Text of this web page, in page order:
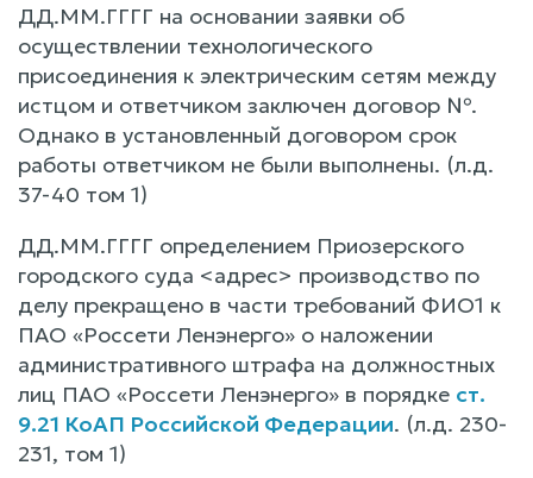
ДД.ММ.ГГГГ на основании заявки об
осуществлении технологического
присоединения к электрическим сетям между
истцом и ответчиком заключен договор №.
Однако в установленный договором срок
работы ответчиком не были выполнены. (л.д.
37-40 том 1)
ДД.ММ.ГГГГ определением Приозерского
городского суда <адрес> производство по
делу прекращено в части требований ФИО1 к
ПАО «Россети Ленэнерго» о наложении
административного штрафа на должностных
лиц ПАО «Россети Ленэнерго» в порядке ст.
9.21 КоАП Российской Федерации. (л.д. 230-
231, том 1)